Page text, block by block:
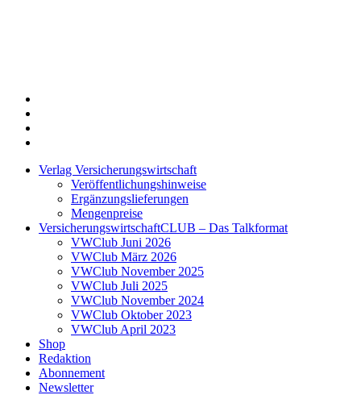
Verlag Versicherungswirtschaft
Veröffentlichungshinweise
Ergänzungslieferungen
Mengenpreise
VersicherungswirtschaftCLUB – Das Talkformat
VWClub Juni 2026
VWClub März 2026
VWClub November 2025
VWClub Juli 2025
VWClub November 2024
VWClub Oktober 2023
VWClub April 2023
Shop
Redaktion
Abonnement
Newsletter